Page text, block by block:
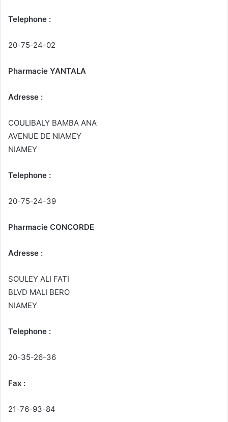
Telephone :
20-75-24-02
Pharmacie YANTALA
Adresse :
COULIBALY BAMBA ANA
AVENUE DE NIAMEY
NIAMEY
Telephone :
20-75-24-39
Pharmacie CONCORDE
Adresse :
SOULEY ALI FATI
BLVD MALI BERO
NIAMEY
Telephone :
20-35-26-36
Fax :
21-76-93-84